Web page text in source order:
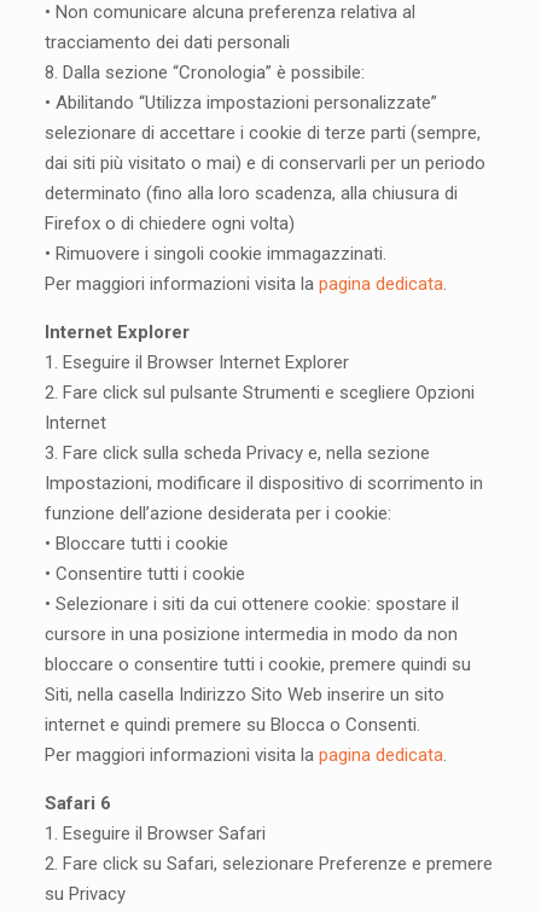
• Non comunicare alcuna preferenza relativa al
tracciamento dei dati personali
8. Dalla sezione “Cronologia” è possibile:
• Abilitando “Utilizza impostazioni personalizzate”
selezionare di accettare i cookie di terze parti (sempre,
dai siti più visitato o mai) e di conservarli per un periodo
determinato (fino alla loro scadenza, alla chiusura di
Firefox o di chiedere ogni volta)
• Rimuovere i singoli cookie immagazzinati.
Per maggiori informazioni visita la pagina dedicata.
Internet Explorer
1. Eseguire il Browser Internet Explorer
2. Fare click sul pulsante Strumenti e scegliere Opzioni
Internet
3. Fare click sulla scheda Privacy e, nella sezione
Impostazioni, modificare il dispositivo di scorrimento in
funzione dell’azione desiderata per i cookie:
• Bloccare tutti i cookie
• Consentire tutti i cookie
• Selezionare i siti da cui ottenere cookie: spostare il
cursore in una posizione intermedia in modo da non
bloccare o consentire tutti i cookie, premere quindi su
Siti, nella casella Indirizzo Sito Web inserire un sito
internet e quindi premere su Blocca o Consenti.
Per maggiori informazioni visita la pagina dedicata.
Safari 6
1. Eseguire il Browser Safari
2. Fare click su Safari, selezionare Preferenze e premere
su Privacy